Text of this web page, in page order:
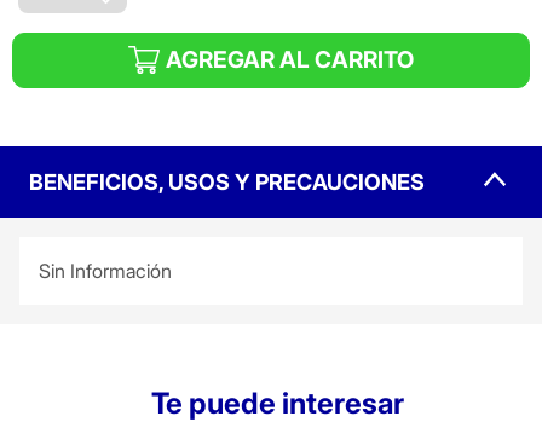
AGREGAR AL CARRITO
BENEFICIOS, USOS Y PRECAUCIONES
Sin Información
Te puede interesar